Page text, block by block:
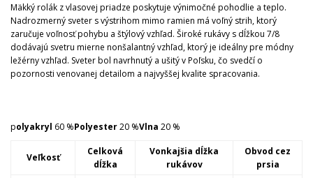
Mäkký rolák z vlasovej priadze poskytuje výnimočné pohodlie a teplo.
Nadrozmerný sveter s výstrihom mimo ramien má voľný strih, ktorý
zaručuje voľnosť pohybu a štýlový vzhľad. Široké rukávy s dĺžkou 7/8
dodávajú svetru mierne nonšalantný vzhľad, ktorý je ideálny pre módny
ležérny vzhľad. Sveter bol navrhnutý a ušitý v Poľsku, čo svedčí o
pozornosti venovanej detailom a najvyššej kvalite spracovania.
polyakryl 60 %Polyester20 %Vlna 20 %
Veľkosť
Celková
dĺžka
Vonkajšia dĺžka
rukávov
Obvod cez
prsia